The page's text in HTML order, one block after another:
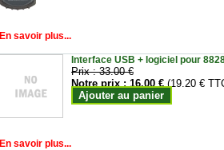
En savoir plus...
Interface USB + logiciel pour
Prix :33.00 €
Notre prix :16.00 € (19.20 €
Ajouter au panier
En savoir plus...